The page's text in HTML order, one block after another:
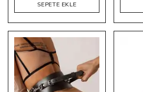
SEPETE EKLE